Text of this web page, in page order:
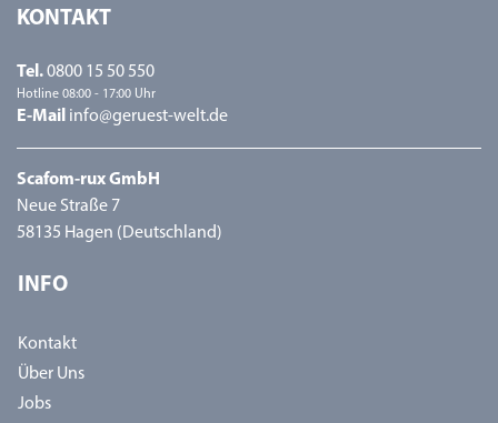
KONTAKT
Tel.0800 15 50 550
Hotline 08:00 - 17:00 Uhr
E-Mail info@geruest-welt.de
Scafom-rux GmbH
Neue Straße 7
58135 Hagen (Deutschland)
INFO
Kontakt
Über Uns
Jobs